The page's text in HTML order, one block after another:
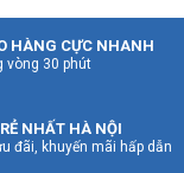
HÀNG CỰC NHANH
vòng 30 phút
NHẤT HÀ NỘI
đãi, khuyến mãi hấp dẫn